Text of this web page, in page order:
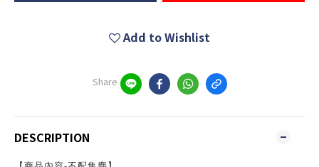
Add to Wishlist
Share
DESCRIPTION